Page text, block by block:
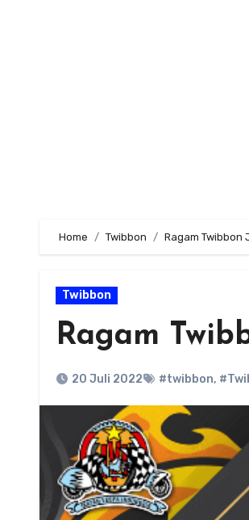
Home Twibbon Ragam Twibbon
Twibbon
Ragam
20 Juli 2022 #twibbon,